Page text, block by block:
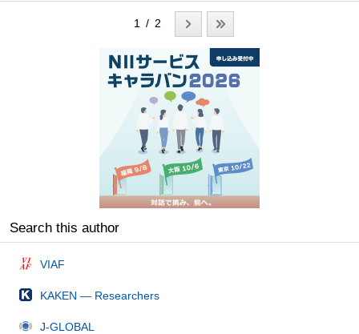
1 / 2
Search this author
VIAF
KAKEN — Researchers
J-GLOBAL